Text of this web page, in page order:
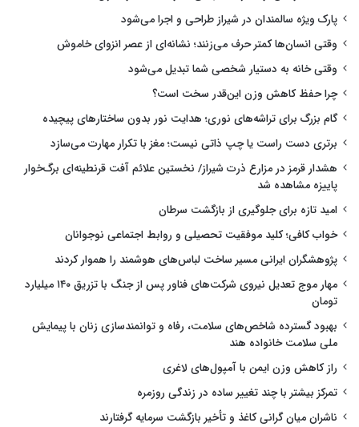
پارک ویژه سالمندان در شیراز طراحی و اجرا می‌شود
وقتی انسان‌ها کمتر حرف می‌زنند؛ نشانه‌ای از عصر انزوای خاموش
وقتی خانه به دستیار شخصی شما تبدیل می‌شود
چرا حفظ کاهش وزن این‌قدر سخت است؟
گام بزرگ برای تراشه‌های نوری؛ هدایت نور بدون ساختارهای پیچیده
برتری دست راست یا چپ ذاتی نیست؛ مغز با تکرار مهارت می‌سازد
هشدار قرمز در مزارع ذرت شیراز/ نخستین علائم آفت قرنطینه‌ای برگ‌خوار
پاییزه مشاهده شد
امید تازه برای جلوگیری از بازگشت سرطان
خواب کافی؛ کلید موفقیت تحصیلی و روابط اجتماعی نوجوانان
پژوهشگران ایرانی مسیر ساخت لباس‌های هوشمند را هموار کردند
مهار موج تعدیل نیروی شرکت‌های فناور پس از جنگ با تزریق ۱۴۰ میلیارد
تومان
بهبود گسترده شاخص‌های سلامت، رفاه و توانمندسازی زنان با پیمایش
ملی سلامت خانواده هند
راز کاهش وزن ایمن با آمپول‌های لاغری
تمرکز بیشتر با چند تغییر ساده در زندگی روزمره
ناشران میان گرانی کاغذ و تأخیر بازگشت سرمایه گرفتارند